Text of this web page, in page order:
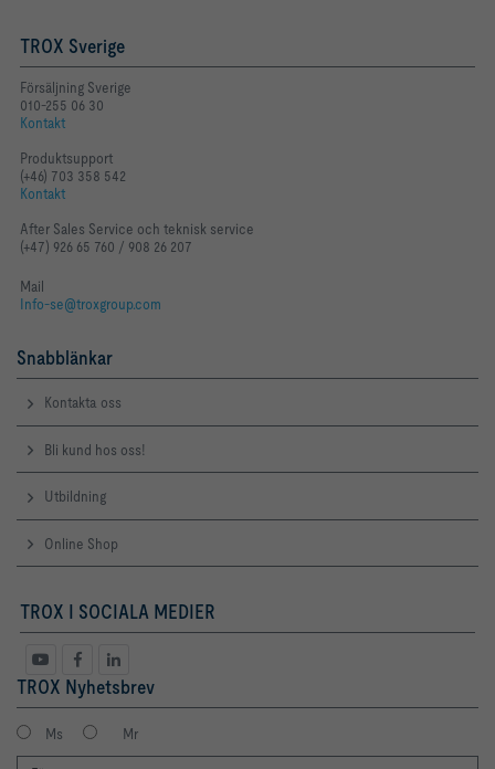
TROX Sverige
Försäljning Sverige
010-255 06 30
Kontakt
Produktsupport
(+46) 703 358 542
Kontakt
After Sales Service och teknisk service
(+47) 926 65 760 / 908 26 207
Mail
Info-se@troxgroup.com
Snabblänkar
Kontakta oss
Bli kund hos oss!
Utbildning
Online Shop
TROX I SOCIALA MEDIER
TROX Nyhetsbrev
Ms Mr